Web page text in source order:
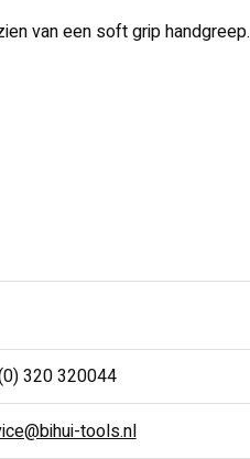
van een soft grip handgreep.
320 320044
tools.nl